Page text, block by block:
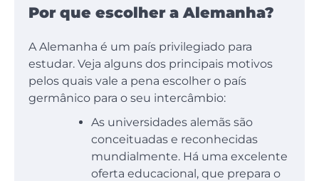
Por que escolher a Alemanha?
A Alemanha é um país privilegiado para
estudar. Veja alguns dos principais motivos
pelos quais vale a pena escolher o país
germânico para o seu intercâmbio:
As universidades alemãs são
conceituadas e reconhecidas
mundialmente. Há uma excelente
oferta educacional, que prepara o